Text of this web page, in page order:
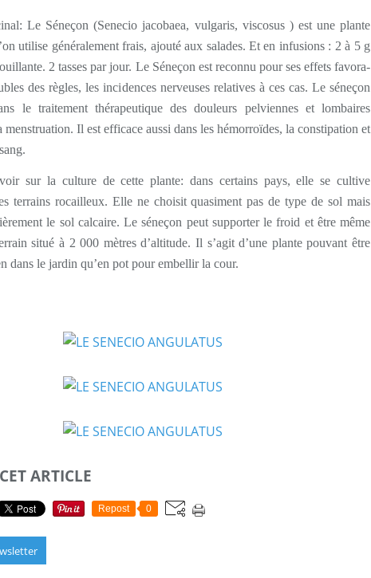
Le Séneçon (Senecio jacobaea, vulgaris, viscosus ) est une plante
utilise généralement frais, ajouté aux salades. Et en infusions : 2 à 5 g
2 tasses par jour. Le Séneçon est reconnu pour ses effets favora­
des règles, les incidences nerveuses relatives à ces cas. Le séneçon
le traitement thérapeutique des douleurs pelviennes et lombaires
menstruation. Il est efficace aussi dans les hémorroïdes, la constipation et
sur la culture de cette plante: dans certains pays, elle se cultive
terrains rocailleux. Elle ne choisit quasiment pas de type de sol mais
le sol calcaire. Le séneçon peut supporter le froid et être même
situé à 2 000 mètres d’altitude. Il s’agit d’une plante pouvant être
dans le jardin qu’en pot pour embellir la cour.
ARTICLE
Repost 0